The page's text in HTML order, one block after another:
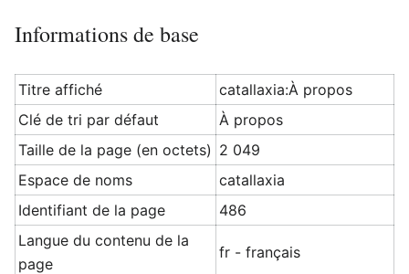
Informations de base
Titre affiché
catallaxia:À propos
Clé de tri par défaut
À propos
Taille de la page (en octets) 2 049
Espace de noms
catallaxia
Identifiant de la page
486
Langue du contenu de la
page
fr - français